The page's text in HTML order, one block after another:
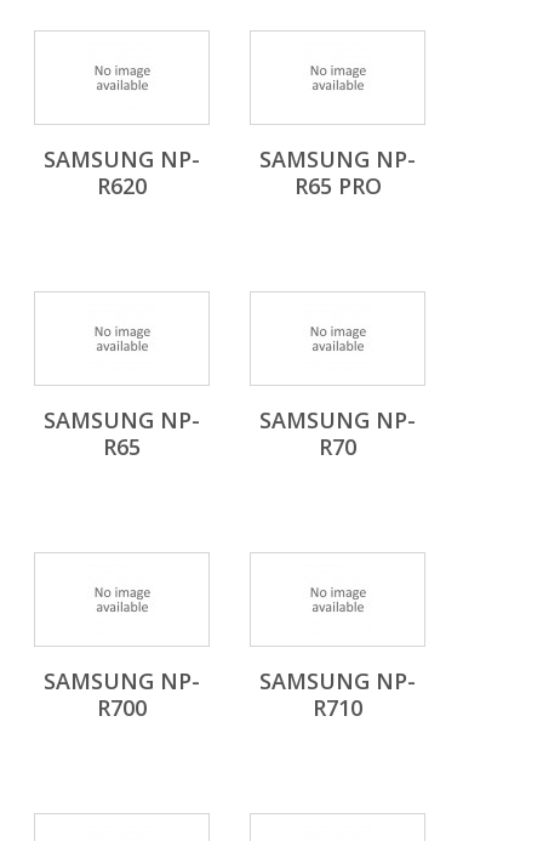
SAMSUNG NP-
R620
SAMSUNG NP-
R65 PRO
SAMSUNG NP-
R65
SAMSUNG NP-
R70
SAMSUNG NP-
R700
SAMSUNG NP-
R710